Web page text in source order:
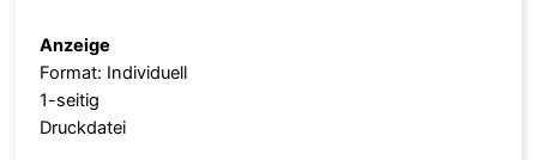
Anzeige
Format: Individuell
1-seitig
Druckdatei